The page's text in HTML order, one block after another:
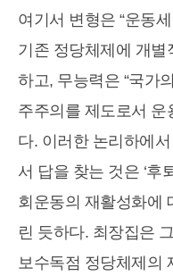
여기서 변형은 “운동
기존 정당체제에 개별
하고, 무능력은 “국가
주주의를 제도로서 운
다. 이러한 논리하에
서 답을 찾는 것은 ‘후
회운동의 재활성화에
린 듯하다. 최장집은
보수독점 정당체제의